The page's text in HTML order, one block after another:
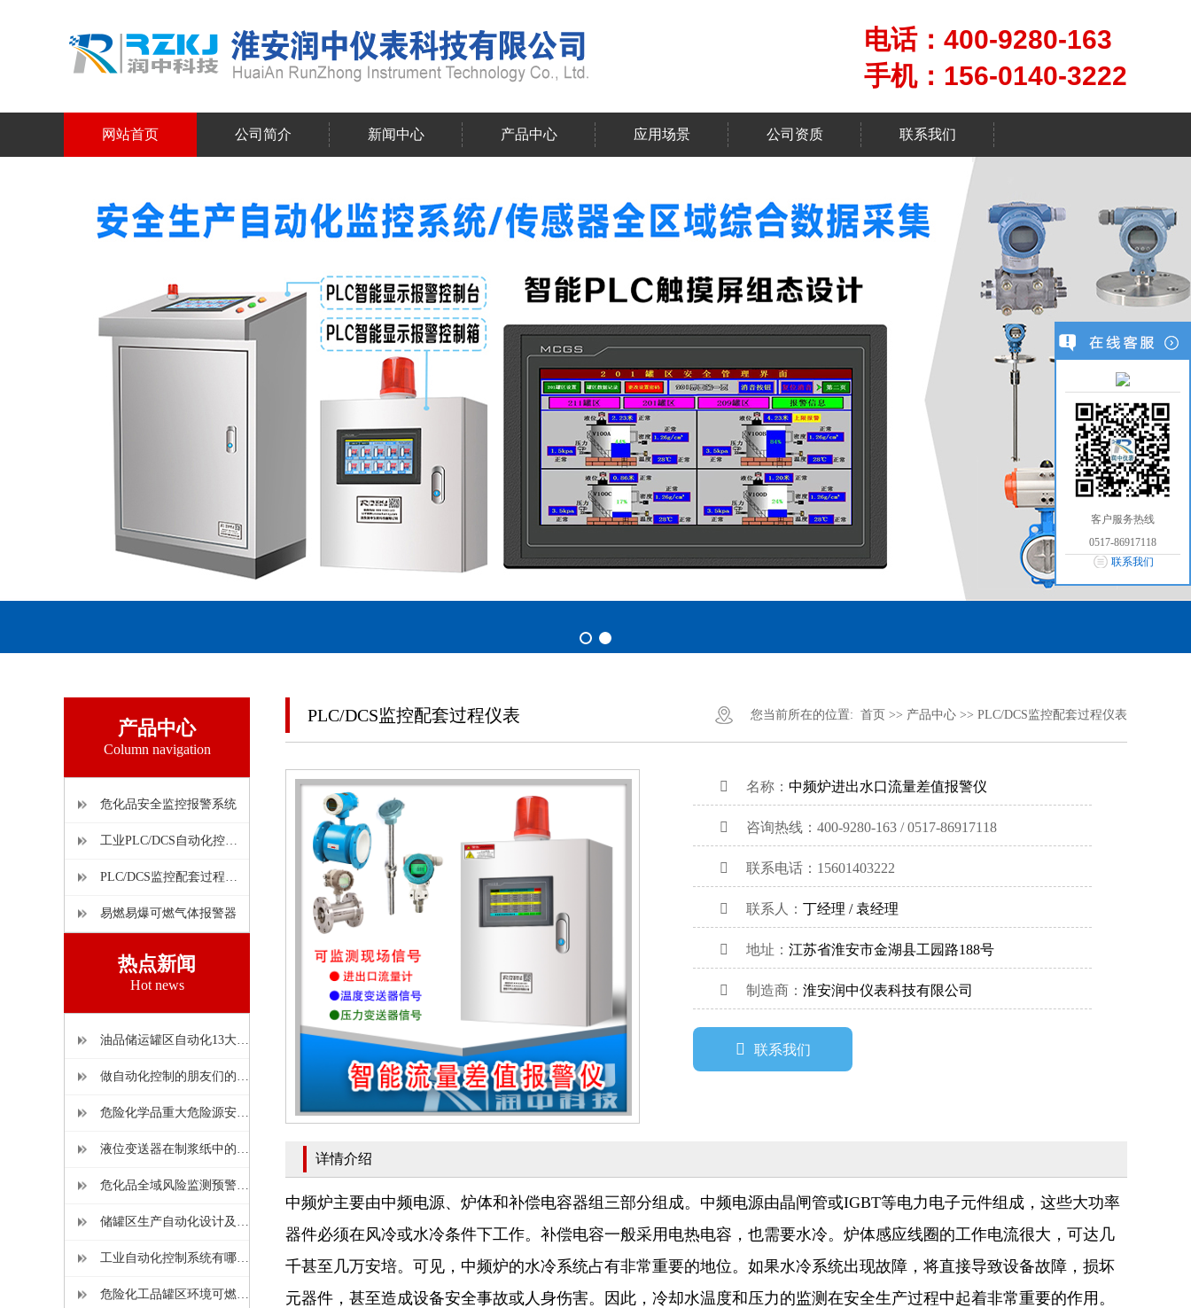
电话：400-9280-163
手机：156-0140-3222
网站首页 公司简介 新闻中心 产品中心 应用场景 公司资质 联系我们
产品中心
Column navigation
危化品安全监控报警系统
工业PLC/DCS自动化控制系统
PLC/DCS监控配套过程仪表
易燃易爆可燃气体报警器
热点新闻
Hot news
油品储运罐区自动化13大热点问题解读
做自动化控制的朋友们的必备污水处理工艺流量图，建议收藏。
危险化学品重大危险源安全监控通用技术规范的技术及硬件的通用要求
液位变送器在制浆纸中的应用和维护情况介绍
危化品全域风险监测预警防控平台情况介绍
储罐区生产自动化设计及相关的仪表选型
工业自动化控制系统有哪些？几种工业控制系统介绍
危险化工品罐区环境可燃气体和有毒害气体监测报警器的设置原则
PLC/DCS监控配套过程仪表 您当前所在的位置: 首页 >> 产品中心 >> PLC/DCS监控配套过程仪表
名称： 中频炉进出水口流量差值报警仪
咨询热线：400-9280-163 / 0517-86917118
联系电话：15601403222
联系人： 丁经理 / 袁经理
地址： 江苏省淮安市金湖县工园路188号
制造商： 淮安润中仪表科技有限公司
联系我们
详情介绍
中频炉主要由中频电源、炉体和补偿电容器组三部分组成。中频电源由晶闸管或IGBT等电力电子元件组成，这些大功率
器件必须在风冷或水冷条件下工作。补偿电容一般采用电热电容，也需要水冷。炉体感应线圈的工作电流很大，可达几
千甚至几万安培。可见，中频炉的水冷系统占有非常重要的地位。如果水冷系统出现故障，将直接导致设备故障，损坏
元器件，甚至造成设备安全事故或人身伤害。因此，冷却水温度和压力的监测在安全生产过程中起着非常重要的作用。
客户服务热线
0517-86917118
联系我们